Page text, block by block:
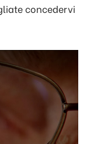
concedervi